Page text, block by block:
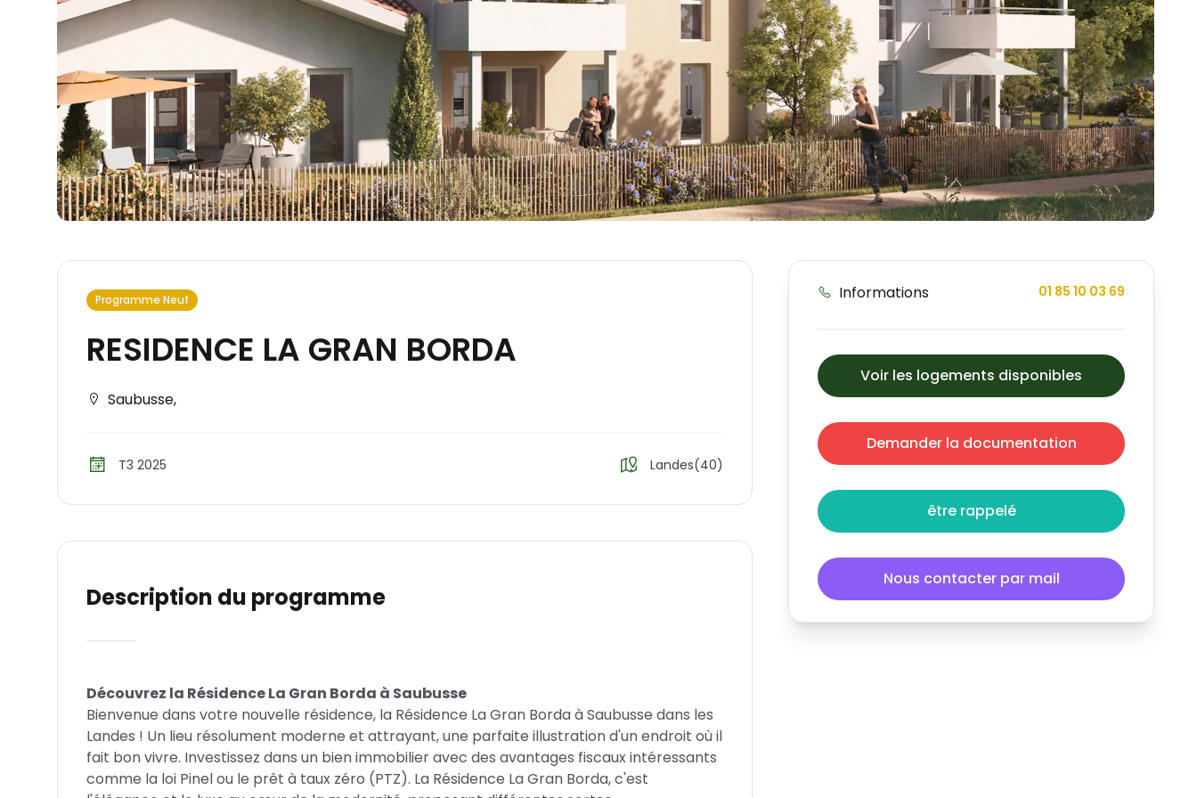
Programme Neuf
RESIDENCE LA GRAN BORDA
Saubusse,
T3 2025 Landes(40)
Description du programme
Découvrez la Résidence La Gran Borda à Saubusse
Bienvenue dans votre nouvelle résidence, la Résidence La Gran Borda à Saubusse dans les
Landes ! Un lieu résolument moderne et attrayant, une parfaite illustration d'un endroit où il
fait bon vivre. Investissez dans un bien immobilier avec des avantages fiscaux intéressants
comme la loi Pinel ou le prêt à taux zéro (PTZ). La Résidence La Gran Borda, c'est
Informations 01 85 10 03 69
Voir les logements disponibles
Demander la documentation
être rappelé
Nous contacter par mail